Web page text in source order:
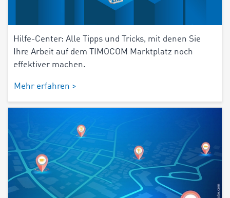
Hilfe-Center: Alle Tipps und Tricks, mit denen Sie
Ihre Arbeit auf dem TIMOCOM Marktplatz noch
effektiver machen.
Mehr erfahren >